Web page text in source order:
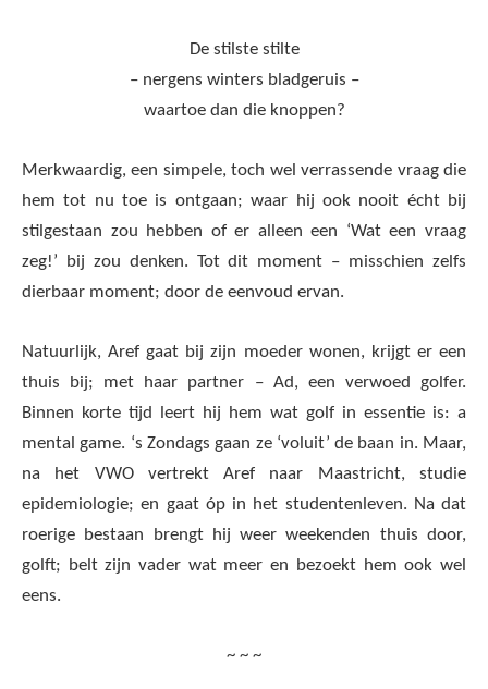
De stilste stilte
– nergens winters bladgeruis –
waartoe dan die knoppen?
Merkwaardig, een simpele, toch wel verrassende vraag die
hem tot nu toe is ontgaan; waar hij ook nooit écht bij
stilgestaan zou hebben of er alleen een ‘Wat een vraag
zeg!’ bij zou denken. Tot dit moment – misschien zelfs
dierbaar moment; door de eenvoud ervan.
Natuurlijk, Aref gaat bij zijn moeder wonen, krijgt er een
thuis bij; met haar partner – Ad, een verwoed golfer.
Binnen korte tijd leert hij hem wat golf in essentie is: a
mental game. ‘s Zondags gaan ze ‘voluit’ de baan in. Maar,
na het VWO vertrekt Aref naar Maastricht, studie
epidemiologie; en gaat óp in het studentenleven. Na dat
roerige bestaan brengt hij weer weekenden thuis door,
golft; belt zijn vader wat meer en bezoekt hem ook wel
eens.
~ ~ ~